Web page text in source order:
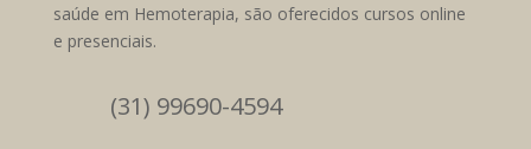
saúde em Hemoterapia, são oferecidos cursos online
e presenciais.
(31) 99690-4594